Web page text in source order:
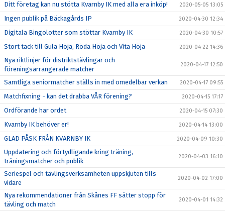
Ditt företag kan nu stötta Kvarnby IK med alla era inköp! 2020-05-05 13:05
Ingen publik på Bäckagårds IP 2020-04-30 12:34
Digitala Bingolotter som stöttar Kvarnby IK 2020-04-30 10:57
Stort tack till Gula Höja, Röda Höja och Vita Höja 2020-04-22 14:36
Nya riktlinjer för distriktstävlingar och
föreningsarrangerade matcher
2020-04-17 12:50
Samtliga seniormatcher ställs in med omedelbar verkan 2020-04-17 09:55
Matchfixning - kan det drabba VÅR förening? 2020-04-15 17:17
Ordförande har ordet 2020-04-15 07:30
Kvarnby IK behöver er! 2020-04-14 13:00
GLAD PÅSK FRÅN KVARNBY IK 2020-04-09 10:30
Uppdatering och förtydligande kring träning,
träningsmatcher och publik
2020-04-03 16:10
Seriespel och tävlingsverksamheten uppskjuten tills
vidare
2020-04-02 17:00
Nya rekommendationer från Skånes FF sätter stopp för
tävling och match
2020-04-01 14:32